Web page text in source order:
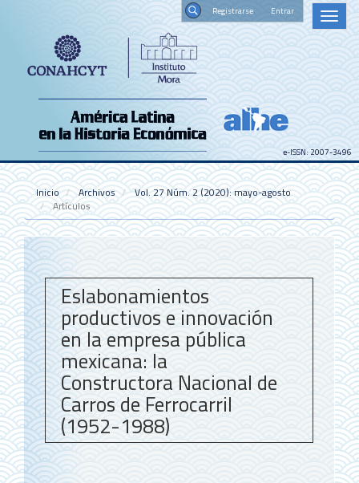
Contenido
principal
Barra
Toggle
e-ISSN: 2007-3496
Inicio Archivos Vol. 27 Núm. 2 (2020): mayo-agosto
Artículos
Eslabonamientos
productivos e innovación
en la empresa pública
mexicana: la
Constructora Nacional de
Carros de Ferrocarril
(1952-1988)